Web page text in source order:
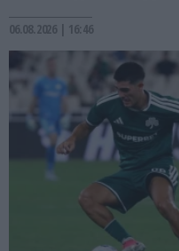
06.08.2026 | 16:46